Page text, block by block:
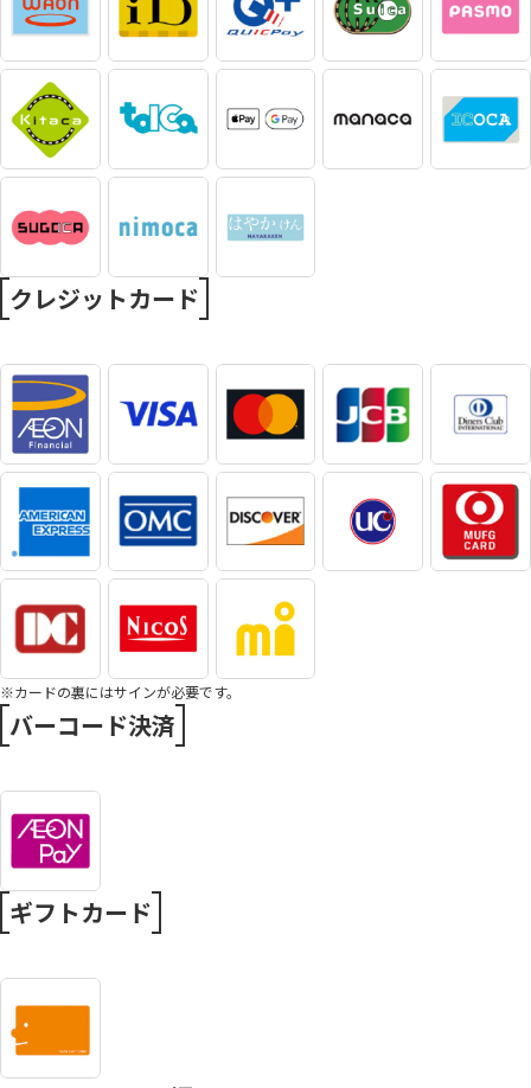
クレジットカード
※カードの裏にはサインが必要です。
バーコード決済
ギフトカード